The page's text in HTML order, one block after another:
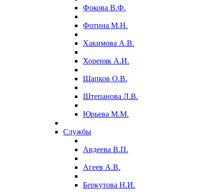
Фокова В.Ф.
Фотина М.Н.
Хакимова А.В.
Хореняк А.И.
Шапков О.В.
Штепанова Л.В.
Юрьева М.М.
Службы
Авдеева В.П.
Агеев А.В.
Беркутова Н.И.